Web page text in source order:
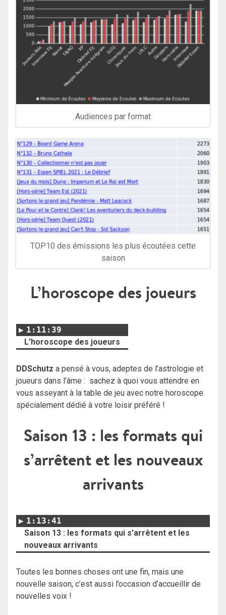
Audiences par format
TOP10 des émissions les plus écoutées cette
saison
L’horoscope des joueurs
1:11:39
L'horoscope des joueurs
DDSchutz a pensé à vous, adeptes de l’astrologie et
joueurs dans l’âme : sachez à quoi vous attendre en
vous asseyant à la table de jeu avec notre horoscope
spécialement dédié à votre loisir préféré !
Saison 13 : les formats qui
s’arrêtent et les nouveaux
arrivants
1:13:41
Saison 13 : les formats qui s'arrêtent et les
nouveaux arrivants
Toutes les bonnes choses ont une fin, mais une
nouvelle saison, c’est aussi l’occasion d’accueillir de
nouvelles voix !